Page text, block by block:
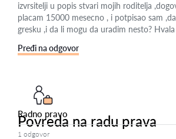
izvrsitelji u popis stvari mojih roditelja
placam 15000 mesecno , i potpisao sam
gresku ,i da li mogu da uradim nesto? Hvala
Pređi na odgovor
Radno pravo
Povreda na radu prava
1 odgovor